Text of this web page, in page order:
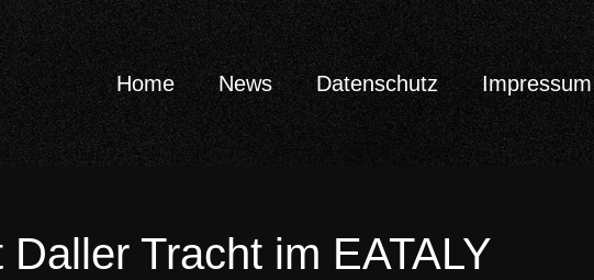
Home News Datenschutz Impressum
Tracht im EATALY